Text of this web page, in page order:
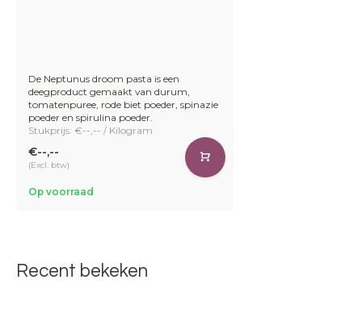
De Neptunus droom pasta is een
deegproduct gemaakt van durum,
tomatenpuree, rode biet poeder, spinazie
poeder en spirulina poeder.
Stukprijs: €--,-- / Kilogram
€--,--
(Excl. btw)
Op voorraad
Recent bekeken